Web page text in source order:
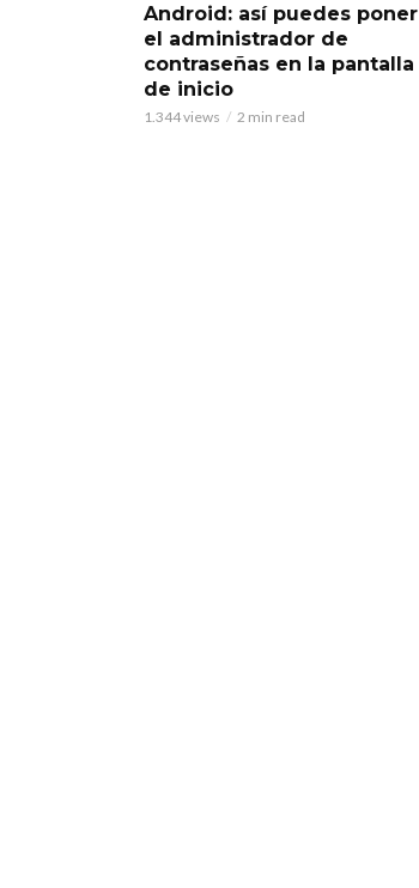
Android: así puedes poner
el administrador de
contraseñas en la pantalla
de inicio
1.344 views 2 min read